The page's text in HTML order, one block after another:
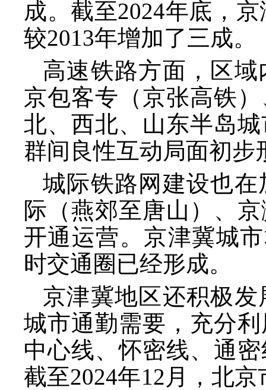
成。截至2024年底，
较2013年增加了三成。
高速铁路方面，区
京包客专（京张高铁
北、西北、山东半岛
群间良性互动局面初步
城际铁路网建设也
际（燕郊至唐山）、
开通运营。京津冀城
时交通圈已经形成。
京津冀地区还积极
城市通勤需要，充分
中心线、怀密线、通
截至2024年12月，北